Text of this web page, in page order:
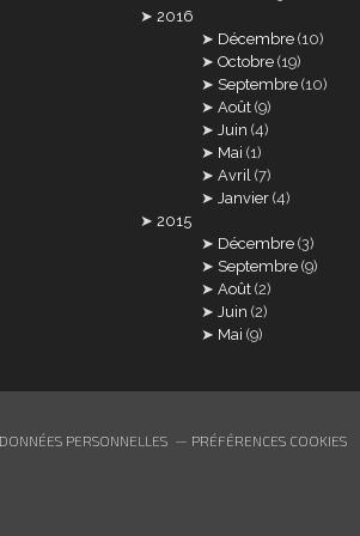
2016
Décembre (10)
Octobre (19)
Septembre (10)
Août (9)
Juin (4)
Mai (1)
Avril (7)
Janvier (4)
2015
Décembre (3)
Septembre (9)
Août (2)
Juin (2)
Mai (9)
PERSONNELLES PRÉFÉRENCES COOKIES